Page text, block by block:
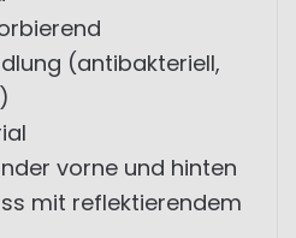
(antibakteriell,
vorne und hinten
mit reflektierendem